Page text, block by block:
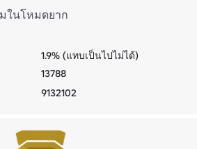
ในโหมดยาก
1.9% (แทบเป็นไปไม่ได้)
13788
9132102